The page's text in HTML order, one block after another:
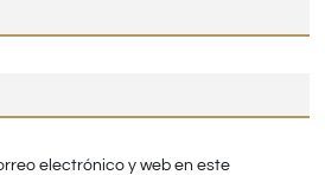
electrónico y web en este